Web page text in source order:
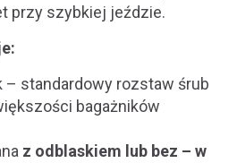
przy szybkiej jeździe.
– standardowy rozstaw śrub
bagażników
z odblaskiem lub bez – w